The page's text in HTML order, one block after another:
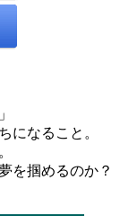
になること。
を掴めるのか？